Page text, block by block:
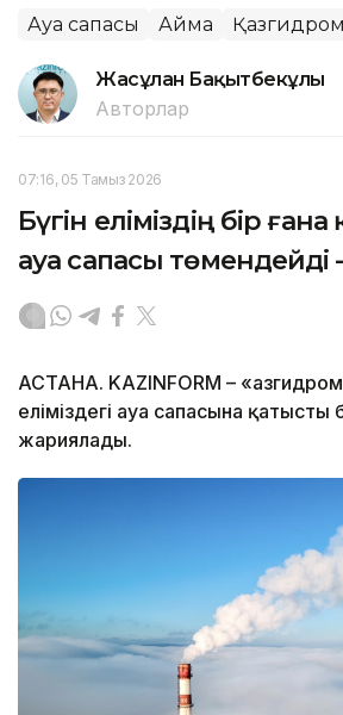
Ауа сапасы Аймақ
Жасұлан Бақытбекұлы
Авторлар
07:16, 05 Тамыз 2026
Бүгін еліміздің бір
ауа сапасы төмендейді
АСТАНА. KAZINFORM –
еліміздегі ауа сапасына
жариялады.